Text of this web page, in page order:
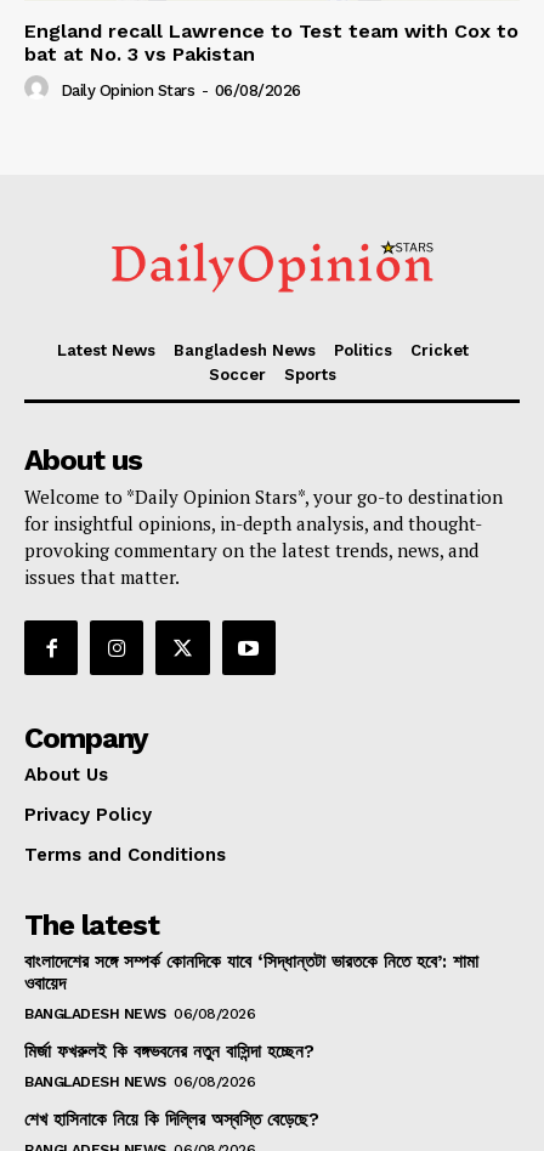
England recall Lawrence to Test team with Cox to
bat at No. 3 vs Pakistan
Daily Opinion Stars - 06/08/2026
Latest News Bangladesh News Politics
Cricket
Soccer
Sports
About us
Welcome to *Daily Opinion Stars*, your go-to destination
for insightful opinions, in-depth analysis, and thought-
provoking commentary on the latest trends, news, and
issues that matter.
Company
About Us
Privacy Policy
Terms and Conditions
The latest
বাংলাদেশের সঙ্গে সম্পর্ক কোনদিকে যাবে ‘সিদ্ধান্তটা ভারতকে নিতে হবে’: শামা
ওবায়েদ
BANGLADESH NEWS 06/08/2026
মির্জা ফখরুলই কি বঙ্গভবনের নতুন বাসিন্দা হচ্ছেন?
BANGLADESH NEWS 06/08/2026
শেখ হাসিনাকে নিয়ে কি দিল্লির অস্বস্তি বেড়েছে?